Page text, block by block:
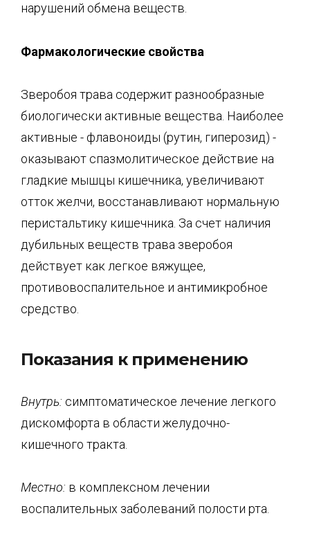
нарушений обмена веществ.
Фармакологические свойства
Зверобоя трава содержит разнообразные
биологически активные вещества. Наиболее
активные - флавоноиды (рутин, гиперозид) -
оказывают спазмолитическое действие на
гладкие мышцы кишечника, увеличивают
отток желчи, восстанавливают нормальную
перистальтику кишечника. За счет наличия
дубильных веществ трава зверобоя
действует как легкое вяжущее,
противовоспалительное и антимикробное
средство.
Показания к применению
Внутрь: симптоматическое лечение легкого
дискомфорта в области желудочно-
кишечного тракта.
Местно: в комплексном лечении
воспалительных заболеваний полости рта.